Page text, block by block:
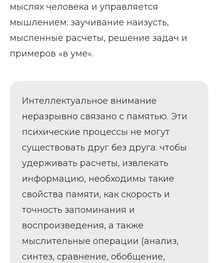
мыслях человека и управляется
мышлением: заучивание наизусть,
мысленные расчеты, решение задач и
примеров «в уме».
Интеллектуальное внимание
неразрывно связано с памятью. Эти
психические процессы не могут
существовать друг без друга: чтобы
удерживать расчеты, извлекать
информацию, необходимы такие
свойства памяти, как скорость и
точность запоминания и
воспроизведения, а также
мыслительные операции (анализ,
синтез, сравнение, обобщение,